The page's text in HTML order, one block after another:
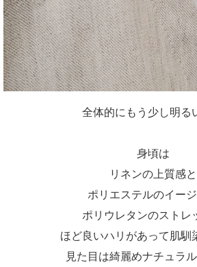
全体的にもう少し明る
身頃は
リネンの上質感と
ポリエステルのイー
ポリウレタンのストレ
ほど良いハリがあって肌馴
見た目は綺麗めナチュラ